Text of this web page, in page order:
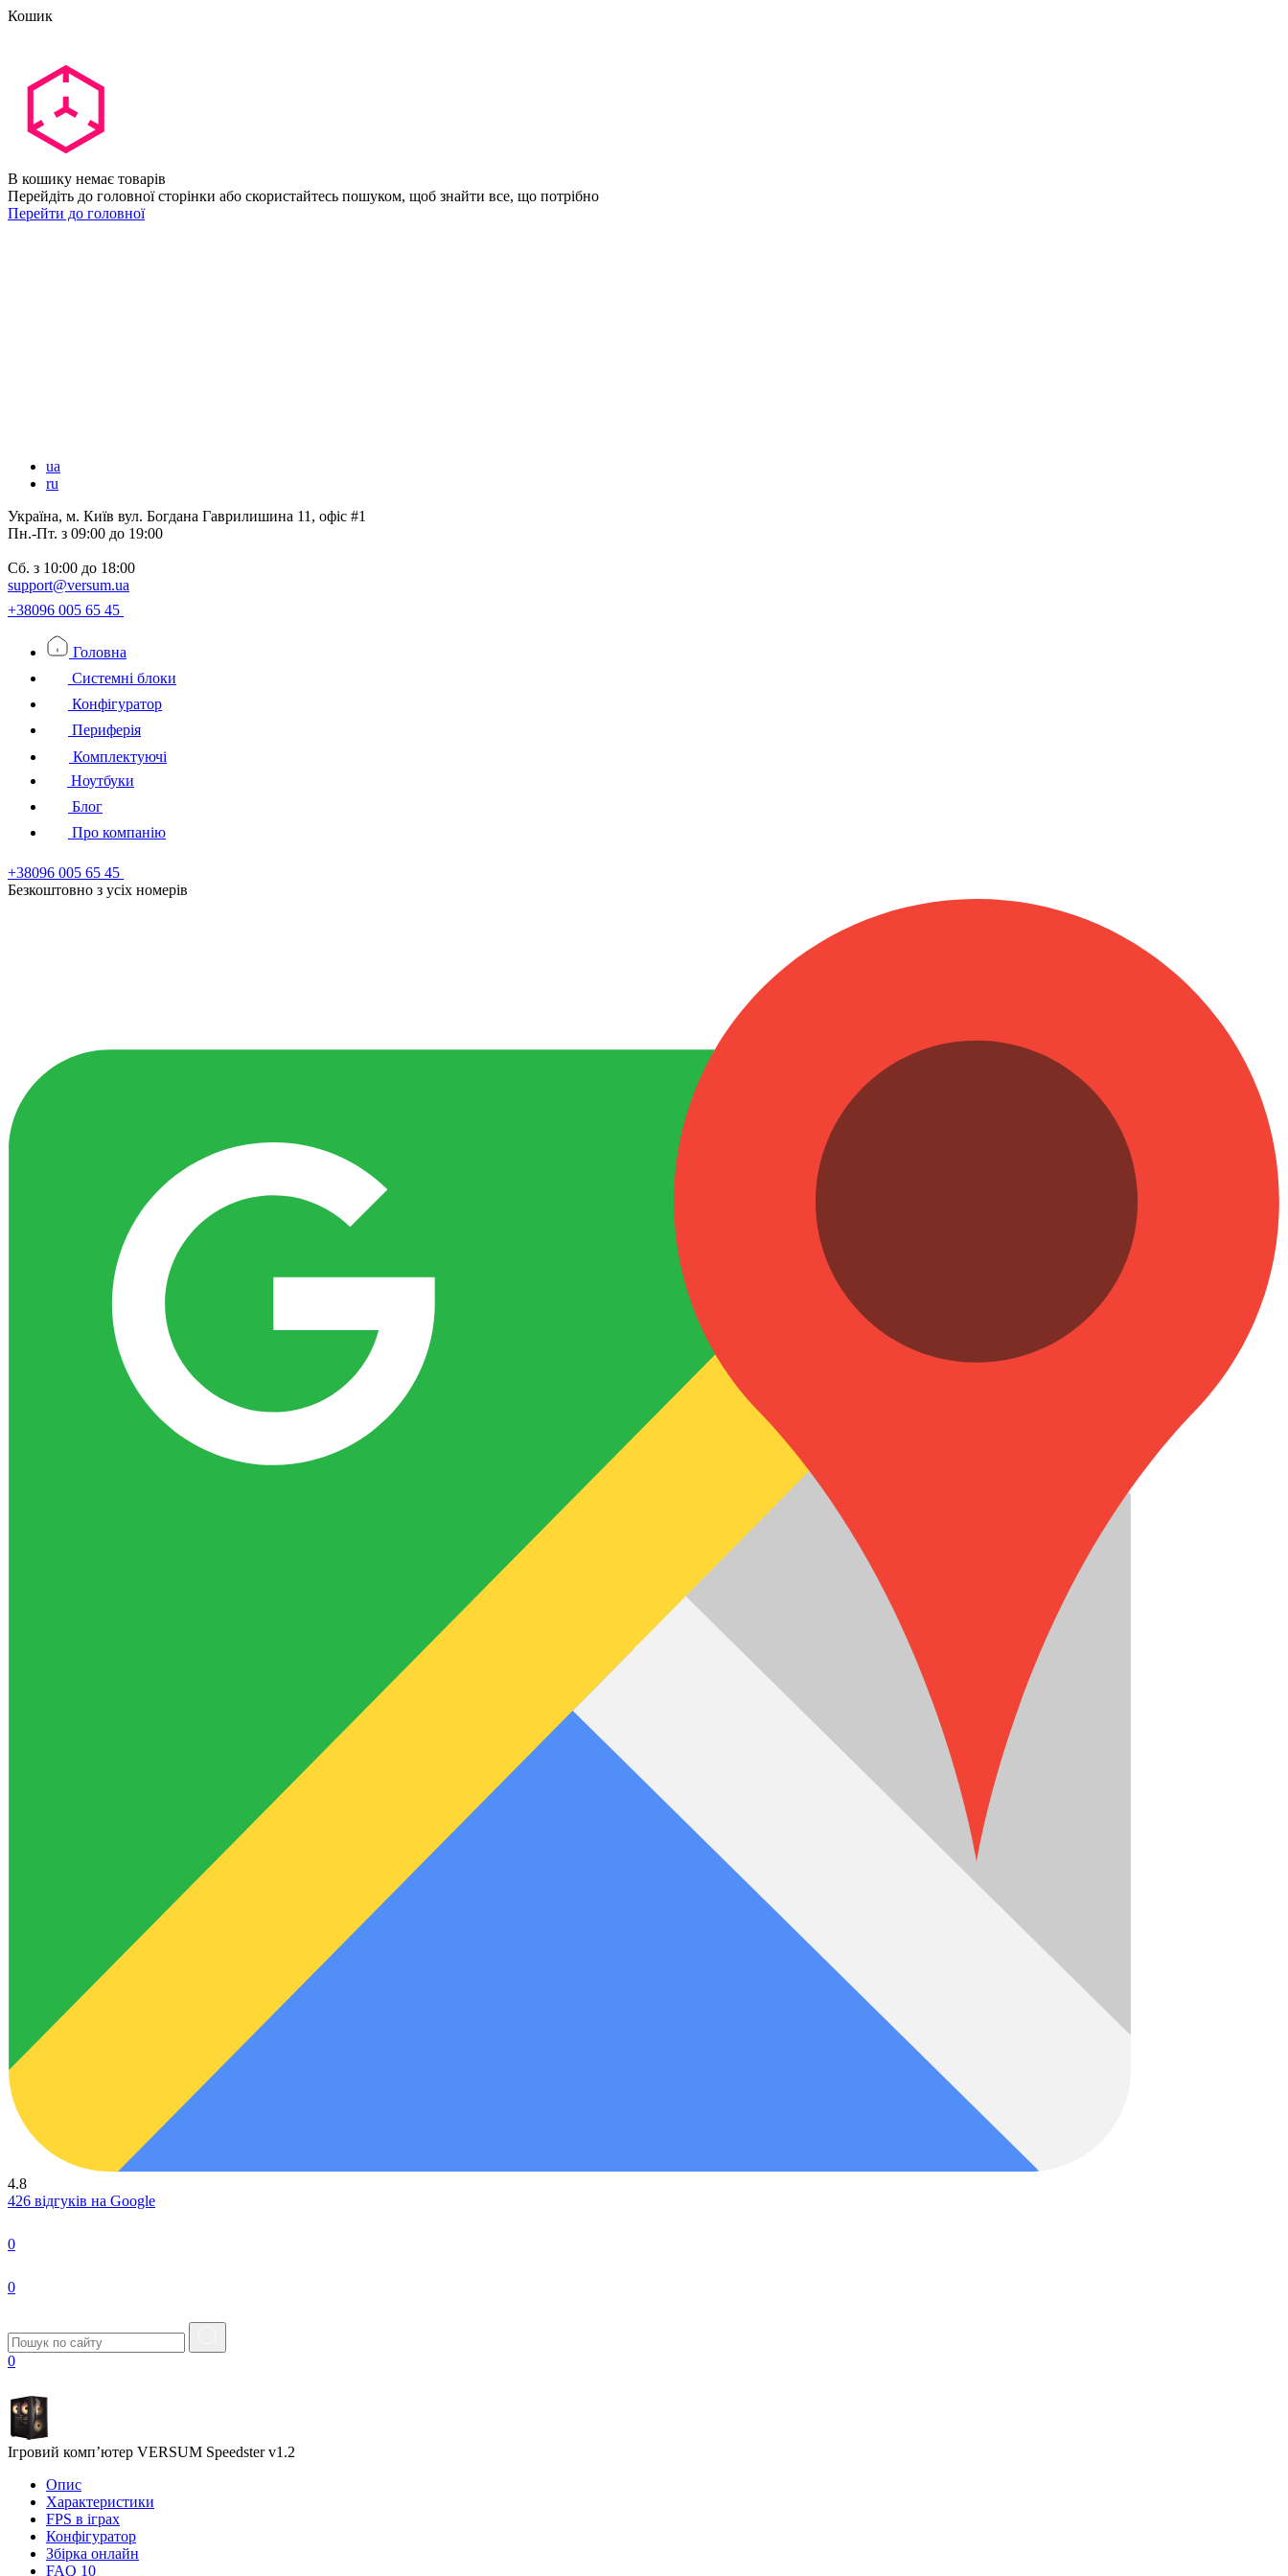
Кошик
В кошику немає товарів
Перейдіть до головної сторінки або скористайтесь пошуком, щоб знайти все, що потрібно
Перейти до головної
ua
ru
Україна, м. Київ вул. Богдана Гаврилишина 11, офіс #1
Пн.-Пт. з 09:00 до 19:00
Сб. з 10:00 до 18:00
support@versum.ua
+38096 005 65 45
Головна
Системні блоки
Конфігуратор
Периферія
Комплектуючі
Ноутбуки
Блог
Про компанію
+38096 005 65 45
Безкоштовно з усiх номерiв
4.8
426 відгуків на Google
0
0
0
Ігровий комп’ютер VERSUM Speedster v1.2
Опис
Характеристики
FPS в iграх
Конфігуратор
Збірка онлайн
FAQ 10